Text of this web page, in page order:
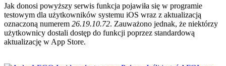
Jak donosi powyższy serwis funkcja pojawiła się w programie
testowym dla użytkowników systemu iOS wraz z aktualizacją
oznaczoną numerem 26.19.10.72. Zauważono jednak, że niektórzy
użytkownicy dostali dostęp do funkcji poprzez standardową
aktualizację w App Store.